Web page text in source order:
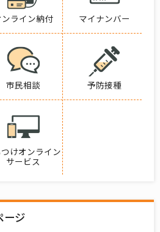
ンライン納付 マイナンバー
市民相談 予防接種
つけオンライン
サービス
ージ